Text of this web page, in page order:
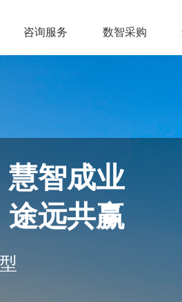
咨询服务 数智采购
智成业
远共赢